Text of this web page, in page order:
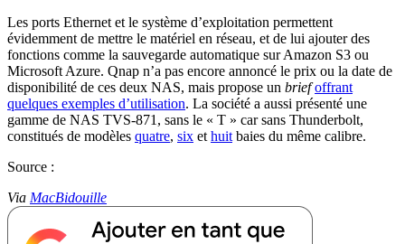
Les ports Ethernet et le système d’exploitation permettent
évidemment de mettre le matériel en réseau, et de lui ajouter des
fonctions comme la sauvegarde automatique sur Amazon S3 ou
Microsoft Azure. Qnap n’a pas encore annoncé le prix ou la date de
disponibilité de ces deux NAS, mais propose un brief offrant
quelques exemples d’utilisation. La société a aussi présenté une
gamme de NAS TVS-871, sans le « T » car sans Thunderbolt,
constitués de modèles quatre, six et huit baies du même calibre.
Source :
Via MacBidouille